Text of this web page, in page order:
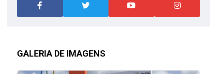
GALERIA DE IMAGENS